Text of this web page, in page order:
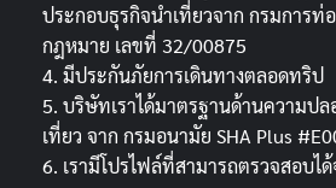
ประกอบธุรกิจนำเที่ยวจาก กรมการท่
กฎหมาย เลขที่ 32/00875
4. มีประกันภัยการเดินทางตลอดทริป
5. บริษัทเราได้มาตรฐานด้านความป
เที่ยว จาก กรมอนามัย SHA Plus
6. เรามีโปรไฟล์ที่สามารถตรวจสอบได้